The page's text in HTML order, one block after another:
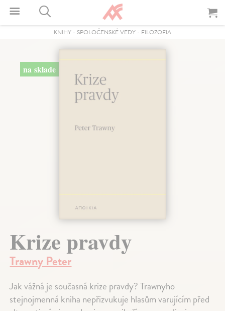
KNIHY - SPOLOČENSKÉ VEDY - FILOZOFIA
na sklade
Krize pravdy
Trawny Peter
Jak vážná je současná krize pravdy? Trawnyho
stejnojmenná kniha nepřizvukuje hlasům varujícím před